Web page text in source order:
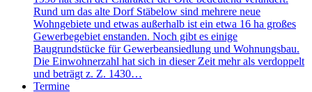
Rund um das alte Dorf Stäbelow sind mehrere neue
Wohngebiete und etwas außerhalb ist ein etwa 16 ha großes
Gewerbegebiet enstanden. Noch gibt es einige
Baugrundstücke für Gewerbeansiedlung und Wohnungsbau.
Die Einwohnerzahl hat sich in dieser Zeit mehr als verdoppelt
und beträgt z. Z. 1430…
Termine